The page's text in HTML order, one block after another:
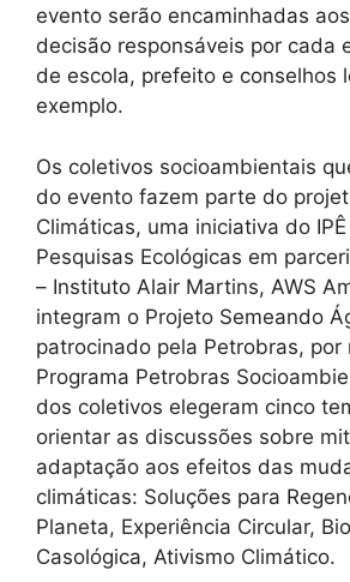
evento serão encaminhadas
decisão responsáveis por cada
de escola, prefeito e conselhos
exemplo.
Os coletivos socioambientais
do evento fazem parte do
Climáticas, uma iniciativa do
Pesquisas Ecológicas em
– Instituto Alair Martins, AWS
integram o Projeto Semeando
patrocinado pela Petrobras, por
Programa Petrobras
dos coletivos elegeram cinco
orientar as discussões sobre
adaptação aos efeitos das
climáticas: Soluções para
Planeta, Experiência Circular,
Casológica, Ativismo Climático.